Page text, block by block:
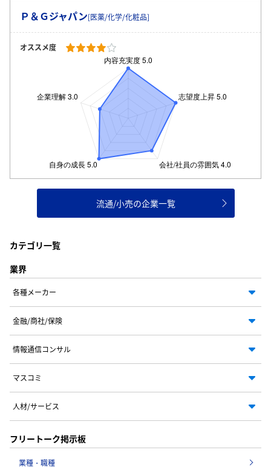
Ｐ＆Ｇジャパン[医薬/化学/化粧品]
オススメ度
流通/小売の企業一覧
カテゴリ一覧
業界
各種メーカー
金融/商社/保険
情報通信コンサル
マスコミ
人材/サービス
フリートーク掲示板
業種・職種